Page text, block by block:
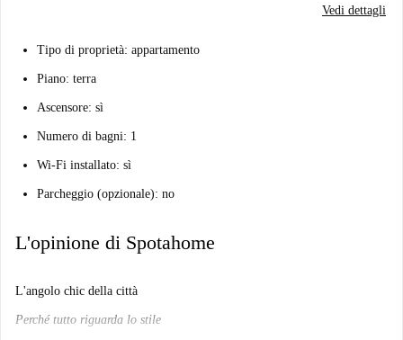
Vedi dettagli
Tipo di proprietà: appartamento
Piano: terra
Ascensore: sì
Numero di bagni: 1
Wi-Fi installato: sì
Parcheggio (opzionale): no
L'opinione di Spotahome
L'angolo chic della città
Perché tutto riguarda lo stile